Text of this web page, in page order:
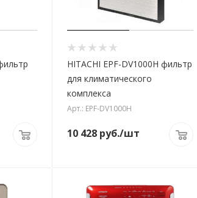
HITACHI EPF-DV1000H фильтр
для климатического
комплекса
Арт.: EPF-DV1000H
10 428руб./шт